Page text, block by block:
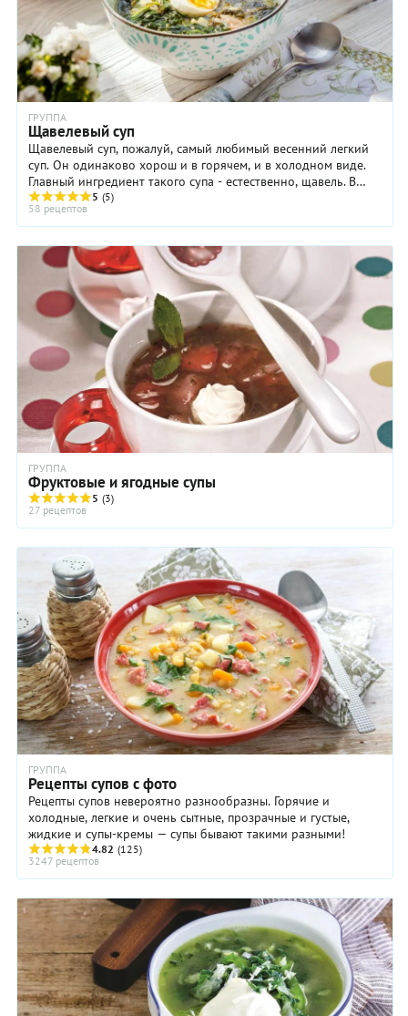
ГРУППА
Щавелевый суп
Щавелевый суп, пожалуй, самый любимый весенний легкий
суп. Он одинаково хорош и в горячем, и в холодном виде.
Главный ингредиент такого супа - естественно, щавель. В
щавелевых листьях содержится ...
5 (5)
58 рецептов
ГРУППА
Фруктовые и ягодные супы
5 (3)
27 рецептов
ГРУППА
Рецепты супов с фото
Рецепты супов невероятно разнообразны. Горячие и
холодные, легкие и очень сытные, прозрачные и густые,
жидкие и супы-кремы — супы бывают такими разными!
4.82 (125)
3247 рецептов